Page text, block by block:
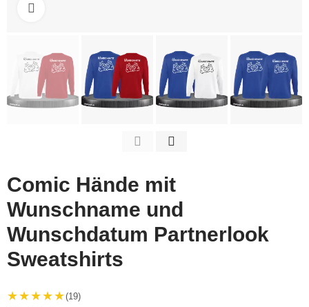
Comic Hände mit
Wunschname und
Wunschdatum Partnerlook
Sweatshirts
★★★★★(19)